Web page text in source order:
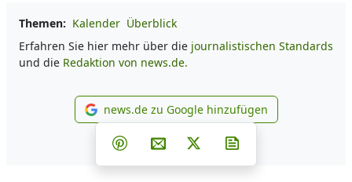
Themen: Kalender Überblick
Erfahren Sie hier mehr über die journalistischen Standards
und die Redaktion von news.de.
news.de zu Google
news.de zu Google hinzufügen
Teilen auf Facebook
Teilen auf Whatsapp
Teilen auf Telegram
Teilen auf Pinterest
Per E-Mail teilen
Post auf X